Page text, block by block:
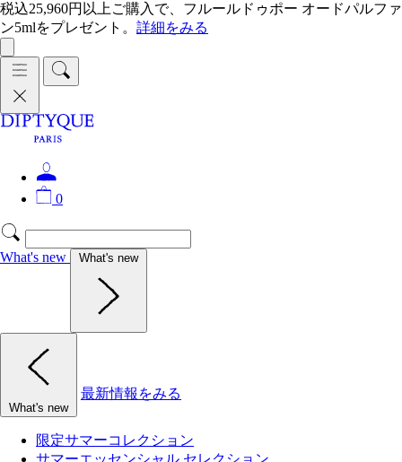
税込25,960円以上ご購入で、フルールドゥポー オードパルファ
ン5mlをプレゼント。 詳細をみる
0
What's new What's new
What's new
最新情報をみる
限定サマーコレクション
サマーエッセンシャル セレクション